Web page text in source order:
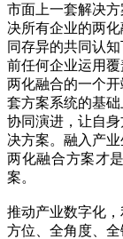
市面上一套解决
决所有企业的两
同存异的共同认
前任何企业运用
两化融合的一个
套方案系统的基
协同演进，让自
决方案。融入产
两化融合方案才
案。
推动产业数字化
方位、全角度、